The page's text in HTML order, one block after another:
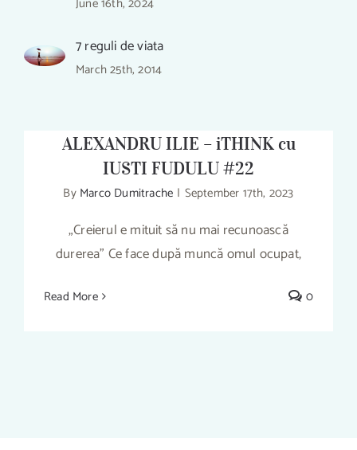
SEMNE ALE BOLILOR CRONICE –
ALEXANDRU ILIE – iTHINK cu IUSTI
ALEXANDRU ILIE – iTHINK cu
IUSTI FUDULU #22
By Marco Dumitrache | September 17th, 2023
„Creierul e mituit să nu mai recunoască
durerea” Ce face după muncă omul ocupat,
Read More 0
7 reguli de viata
March 25th, 2014